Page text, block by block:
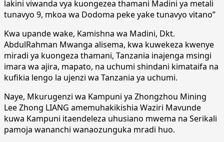
lakini viwanda vya kuongezea thamani Madini ya metali
tunavyo 9, mkoa wa Dodoma peke yake tunavyo vitano”
Kwa upande wake, Kamishna wa Madini, Dkt.
AbdulRahman Mwanga alisema, kwa kuwekeza kwenye
miradi ya kuongeza thamani, Tanzania inajenga msingi
imara wa ajira, mapato, na uchumi shindani kimataifa na
kufikia lengo la ujenzi wa Tanzania ya uchumi.
Naye, Mkurugenzi wa Kampuni ya Zhongzhou Mining
Lee Zhong LIANG amemuhakikishia Waziri Mavunde
kuwa Kampuni itaendeleza uhusiano mwema na Serikali
pamoja wananchi wanaozunguka mradi huo.